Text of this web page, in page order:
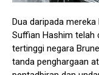
Dua daripada
Suffian Hashim telah
tertinggi negara
tanda penghargaan